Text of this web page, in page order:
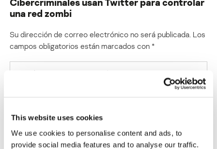
This website uses cookies
We use cookies to personalise content and ads, to
provide social media features and to analyse our traffic.
una red zombi
Su dirección de correo electrónico no será publicada. Los
campos obligatorios están marcados con *
Nombre*